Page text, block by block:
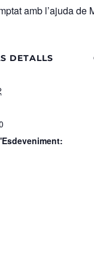
amb l’ajuda
DETALLS